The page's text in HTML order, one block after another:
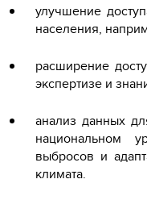
улучшение
населения,
расширение
экспертизе и
анализ данных
национальном
выбросов и
климата.